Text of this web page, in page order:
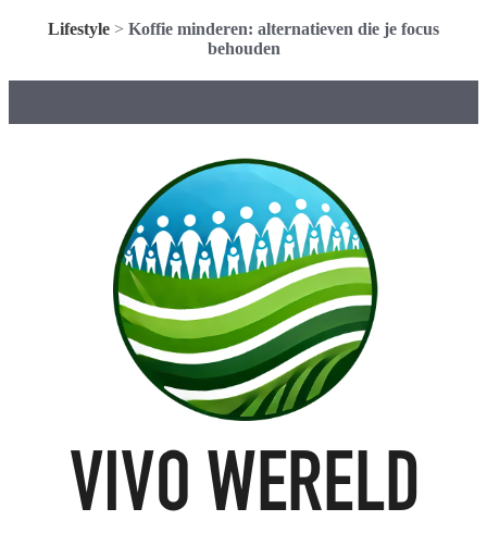
Lifestyle > Koffie minderen: alternatieven die je focus
behouden